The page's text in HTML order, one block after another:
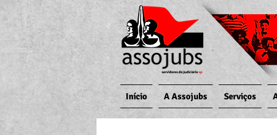
Início A Assojubs Serviços